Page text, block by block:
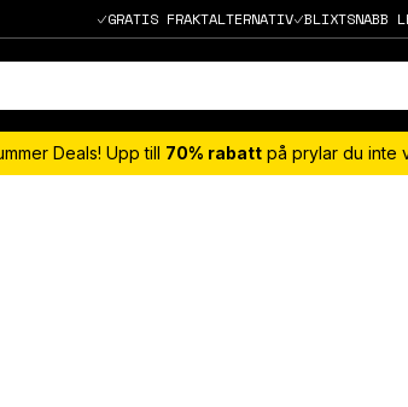
GRATIS FRAKTALTERNATIV BLIXTSNABB
Deals! Upp till 70% rabatt på prylar du inte